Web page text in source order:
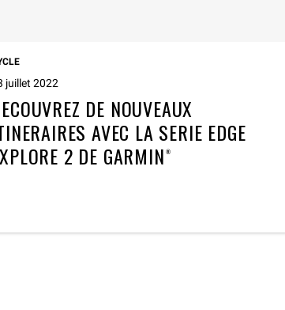
juillet 2022
DE NOUVEAUX
AVEC LA SERIE EDGE
2 DE GARMIN®